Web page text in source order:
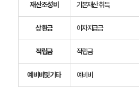
재산조성비 기본재산 취득
상환금 이자지급금
적립금 적립금
예비비및기타 예비비